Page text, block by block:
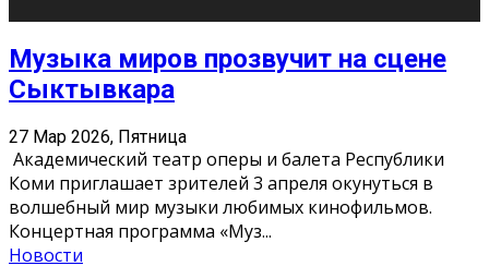
Музыка миров прозвучит на сцене
Сыктывкара
27 Мар 2026, Пятница
Академический театр оперы и балета Республики
Коми приглашает зрителей 3 апреля окунуться в
волшебный мир музыки любимых кинофильмов.
Концертная программа «Муз...
Новости